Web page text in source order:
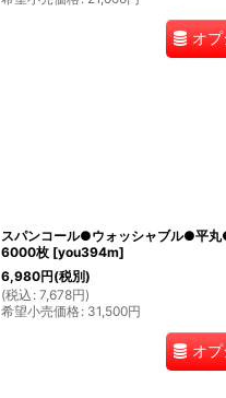
オ
スパンコール●ウォッシャブル●
6000枚 [you394m]
6,980円(税別)
(税込 : 7,678円)
希望小売価格: 31,500円
オ